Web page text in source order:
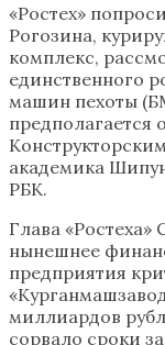
«Ростех»
Рогозина,
комплекс,
единственного
машин пехоты
предполагается
академика
РБК.
Глава «Ростеха»
нынешнее
предприятия
миллиардов
сорвало сроки